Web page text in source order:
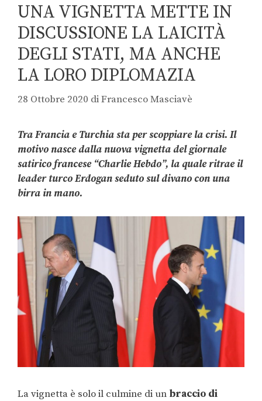
UNA VIGNETTA METTE IN
DISCUSSIONE LA LAICITÀ
DEGLI STATI, MA ANCHE
LA LORO DIPLOMAZIA
28 Ottobre 2020 diFrancesco Masciavè
Tra Francia e Turchia sta per scoppiare la crisi. Il
motivo nasce dalla nuova vignetta del giornale
satirico francese “Charlie Hebdo”, la quale ritrae il
leader turco Erdogan seduto sul divano con una
birra in mano.
La vignetta è solo il culmine di un braccio di